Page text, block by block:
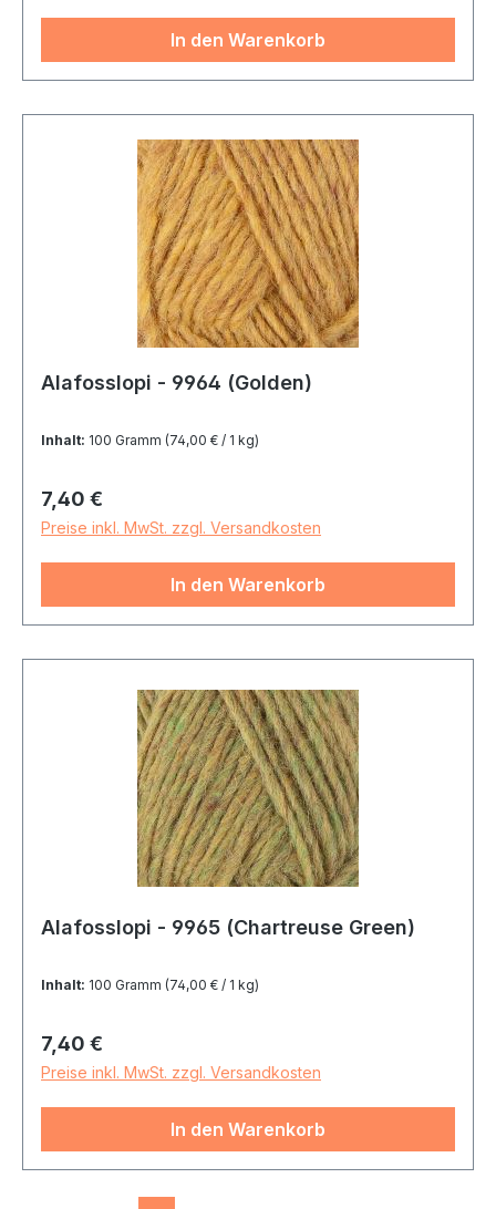
In den Warenkorb
Alafosslopi - 9964 (Golden)
Inhalt: 100 Gramm (74,00 € / 1 kg)
Regulärer Preis:
7,40 €
Preise inkl. MwSt. zzgl. Versandkosten
In den Warenkorb
Alafosslopi - 9965 (Chartreuse Green)
Inhalt: 100 Gramm (74,00 € / 1 kg)
Regulärer Preis:
7,40 €
Preise inkl. MwSt. zzgl. Versandkosten
In den Warenkorb